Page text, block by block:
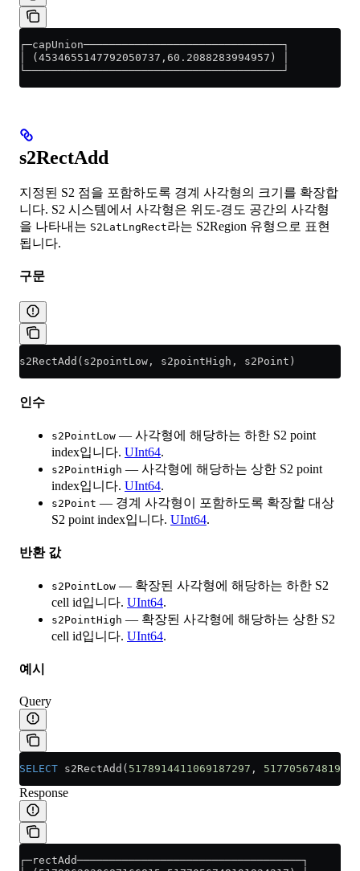
┌─capUnion───────────────────────────────┐
│ (4534655147792050737,60.2088283994957) │
└────────────────────────────────────────┘
s2RectAdd
지정된 S2 점을 포함하도록 경계 사각형의 크기를 확장합
니다. S2 시스템에서 사각형은 위도-경도 공간의 사각형
을 나타내는 S2LatLngRect라는 S2Region 유형으로 표현
됩니다.
구문
s2RectAdd(s2pointLow, s2pointHigh, s2Point)
인수
s2PointLow — 사각형에 해당하는 하한 S2 point
index입니다. UInt64.
s2PointHigh — 사각형에 해당하는 상한 S2 point
index입니다. UInt64.
s2Point — 경계 사각형이 포함하도록 확장할 대상
S2 point index입니다. UInt64.
반환 값
s2PointLow — 확장된 사각형에 해당하는 하한 S2
cell id입니다. UInt64.
s2PointHigh — 확장된 사각형에 해당하는 상한 S2
cell id입니다. UInt64.
예시
Query
SELECT s2RectAdd( 5178914411069187297 ,
Response
┌─rectAdd───────────────────────────────────┐